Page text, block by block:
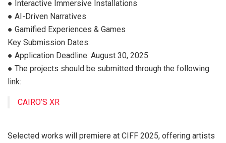
● Interactive Immersive Installations
● AI-Driven Narratives
● Gamified Experiences & Games
Key Submission Dates:
● Application Deadline: August 30, 2025
● The projects should be submitted through the following
link:
CAIRO’S XR
Selected works will premiere at CIFF 2025, offering artists